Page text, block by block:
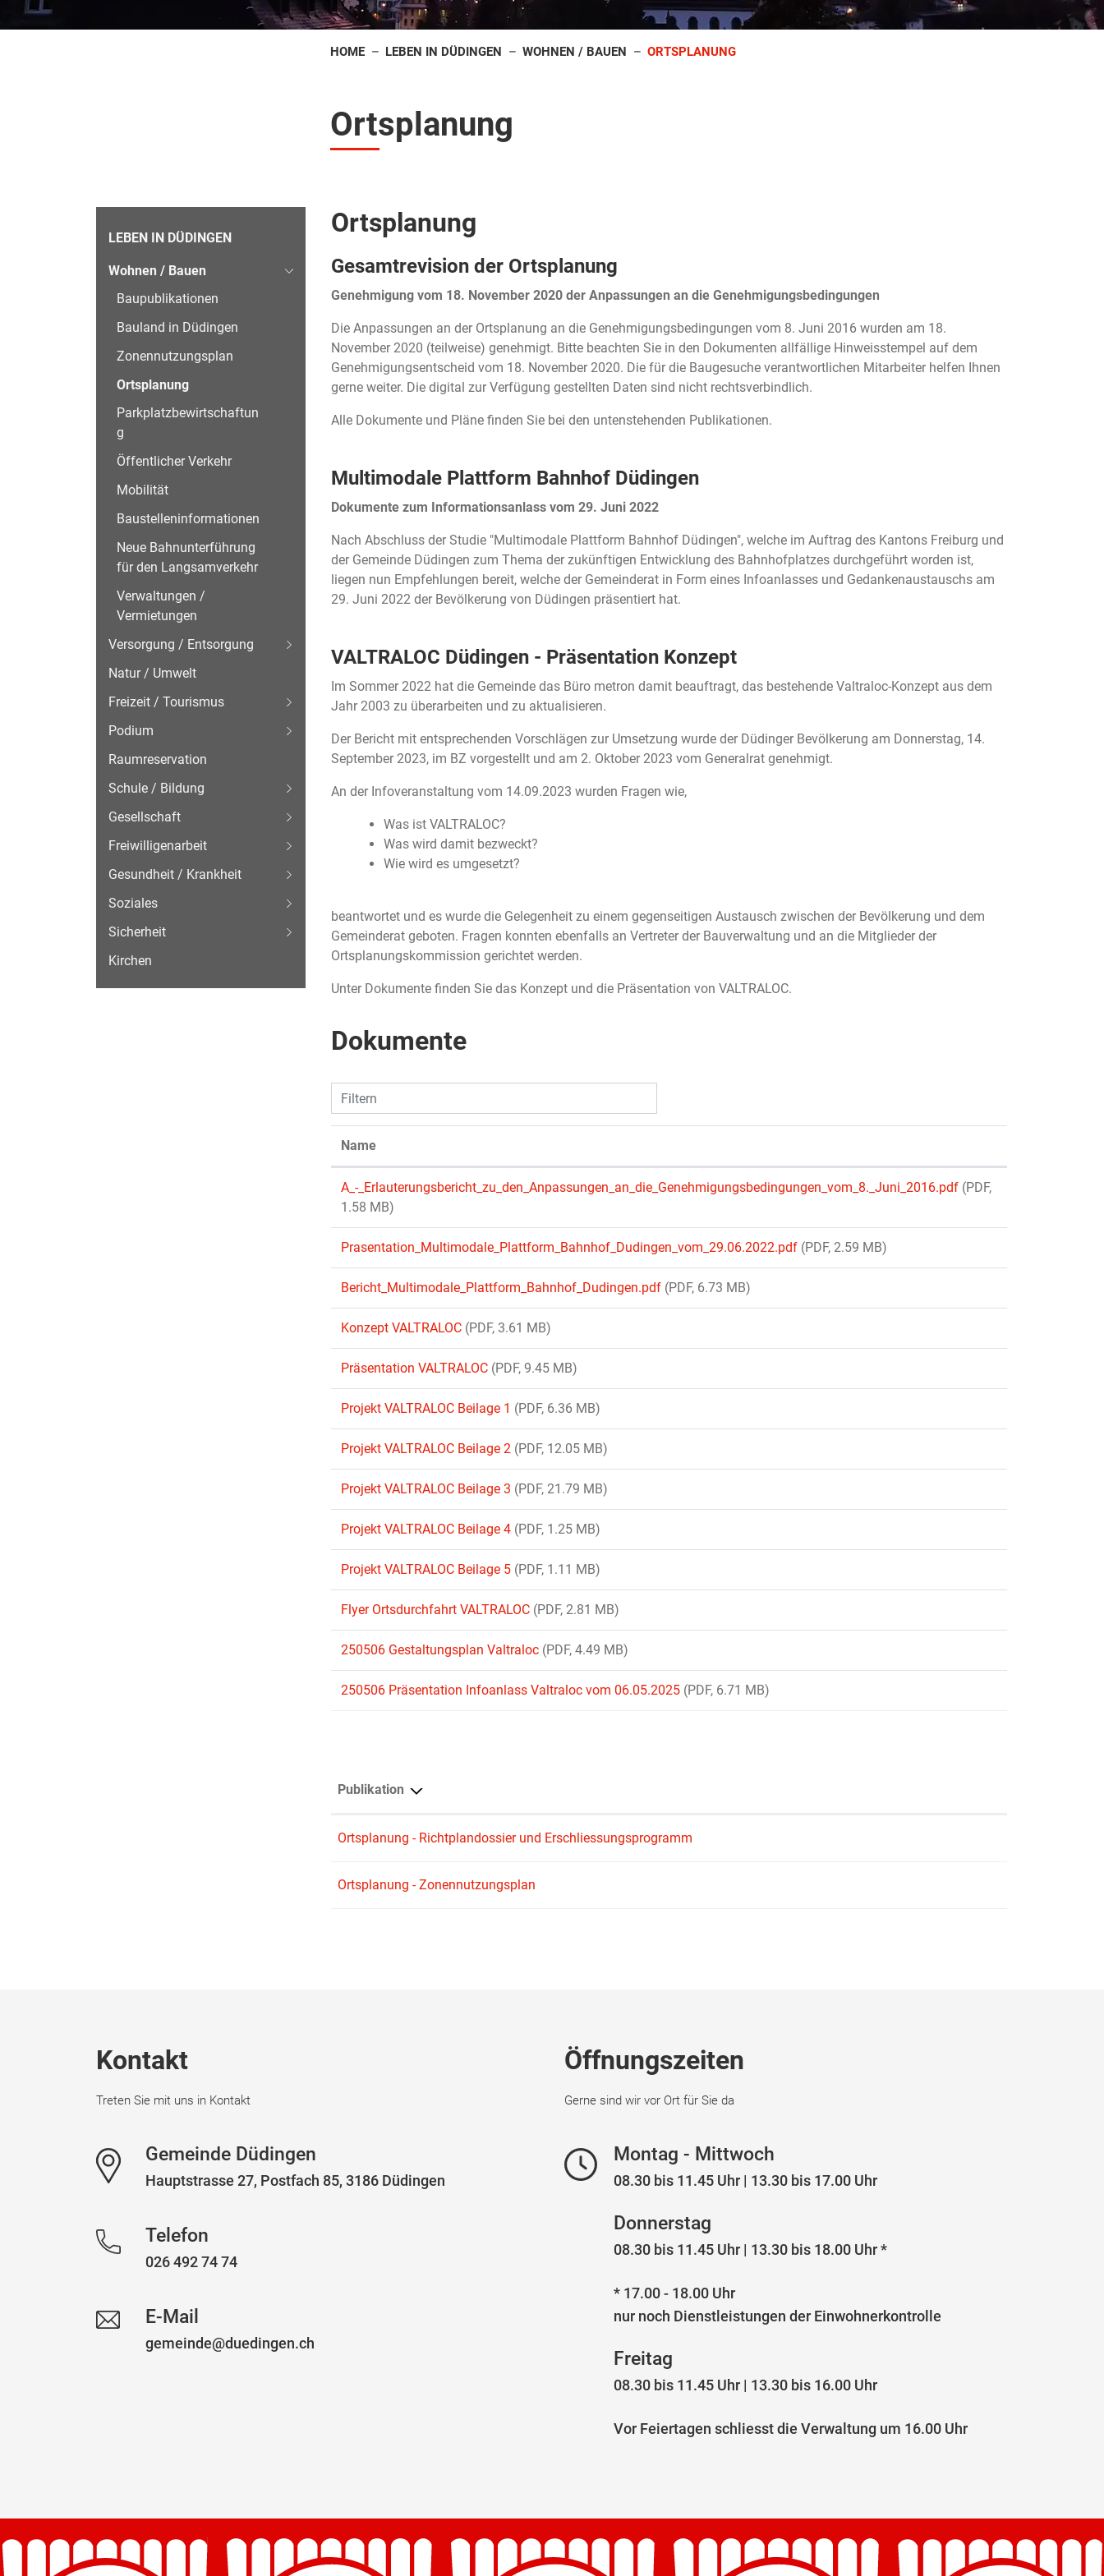
HOME LEBEN IN DÜDINGEN WOHNEN / BAUEN ORTSPLANUNG(AUSGEWÄHLT)
Ortsplanung
Subnavigation
LEBEN IN DÜDINGEN
Wohnen / Bauen
Baupublikationen
Bauland in Düdingen
Zonennutzungsplan
Ortsplanung
(
s
g
w
ä
h
t
)
Parkplatzbewirtschaftun
g
Öffentlicher Verkehr
Mobilität
Baustelleninformationen
Neue Bahnunterführung
für den Langsamverkehr
Verwaltungen /
Vermietungen
Versorgung / Entsorgung
Natur / Umwelt
Freizeit / Tourismus
Podium
Raumreservation
Schule / Bildung
Gesellschaft
Freiwilligenarbeit
Gesundheit / Krankheit
Soziales
Sicherheit
Kirchen
Ortsplanung
Gesamtrevision der Ortsplanung
Genehmigung vom 18. November 2020 der Anpassungen an die Genehmigungsbedingungen
Die Anpassungen an der Ortsplanung an die Genehmigungsbedingungen vom 8. Juni 2016 wurden am 18.
November 2020 (teilweise) genehmigt. Bitte beachten Sie in den Dokumenten allfällige Hinweisstempel auf dem
Genehmigungsentscheid vom 18. November 2020. Die für die Baugesuche verantwortlichen Mitarbeiter helfen Ihnen
gerne weiter. Die digital zur Verfügung gestellten Daten sind nicht rechtsverbindlich.
Alle Dokumente und Pläne finden Sie bei den untenstehenden Publikationen.
Multimodale Plattform Bahnhof Düdingen
Dokumente zum Informationsanlass vom 29. Juni 2022
Nach Abschluss der Studie "Multimodale Plattform Bahnhof Düdingen", welche im Auftrag des Kantons Freiburg und
der Gemeinde Düdingen zum Thema der zukünftigen Entwicklung des Bahnhofplatzes durchgeführt worden ist,
liegen nun Empfehlungen bereit, welche der Gemeinderat in Form eines Infoanlasses und Gedankenaustauschs am
29. Juni 2022 der Bevölkerung von Düdingen präsentiert hat.
VALTRALOC Düdingen - Präsentation Konzept
Im Sommer 2022 hat die Gemeinde das Büro metron damit beauftragt, das bestehende Valtraloc-Konzept aus dem
Jahr 2003 zu überarbeiten und zu aktualisieren.
Der Bericht mit entsprechenden Vorschlägen zur Umsetzung wurde der Düdinger Bevölkerung am Donnerstag, 14.
September 2023, im BZ vorgestellt und am 2. Oktober 2023 vom Generalrat genehmigt.
An der Infoveranstaltung vom 14.09.2023 wurden Fragen wie,
Was ist VALTRALOC?
Was wird damit bezweckt?
Wie wird es umgesetzt?
beantwortet und es wurde die Gelegenheit zu einem gegenseitigen Austausch zwischen der Bevölkerung und dem
Gemeinderat geboten. Fragen konnten ebenfalls an Vertreter der Bauverwaltung und an die Mitglieder der
Ortsplanungskommission gerichtet werden.
Unter Dokumente finden Sie das Konzept und die Präsentation von VALTRALOC.
Dokumente
Filtern
Name
A_-_Erlauterungsbericht_zu_den_Anpassungen_an_die_Genehmigungsbedingungen_vom_8._Juni_2016.pdf (PDF,
1.58 MB)
Prasentation_Multimodale_Plattform_Bahnhof_Dudingen_vom_29.06.2022.pdf (PDF, 2.59 MB)
Bericht_Multimodale_Plattform_Bahnhof_Dudingen.pdf (PDF, 6.73 MB)
Konzept VALTRALOC (PDF, 3.61 MB)
Präsentation VALTRALOC (PDF, 9.45 MB)
Projekt VALTRALOC Beilage 1 (PDF, 6.36 MB)
Projekt VALTRALOC Beilage 2 (PDF, 12.05 MB)
Projekt VALTRALOC Beilage 3 (PDF, 21.79 MB)
Projekt VALTRALOC Beilage 4 (PDF, 1.25 MB)
Projekt VALTRALOC Beilage 5 (PDF, 1.11 MB)
Flyer Ortsdurchfahrt VALTRALOC (PDF, 2.81 MB)
250506 Gestaltungsplan Valtraloc (PDF, 4.49 MB)
250506 Präsentation Infoanlass Valtraloc vom 06.05.2025 (PDF, 6.71 MB)
Publikation
Ortsplanung - Richtplandossier und Erschliessungsprogramm
Ortsplanung - Zonennutzungsplan
Kontakt
Treten Sie mit uns in Kontakt
Gemeinde Düdingen
Hauptstrasse 27, Postfach 85, 3186 Düdingen
Telefon
026 492 74 74
E-Mail
gemeinde@duedingen.ch
Öffnungszeiten
Gerne sind wir vor Ort für Sie da
Montag - Mittwoch
08.30 bis 11.45 Uhr | 13.30 bis 17.00 Uhr
Donnerstag
08.30 bis 11.45 Uhr | 13.30 bis 18.00 Uhr *
* 17.00 - 18.00 Uhr
nur noch Dienstleistungen der Einwohnerkontrolle
Freitag
08.30 bis 11.45 Uhr | 13.30 bis 16.00 Uhr
Vor Feiertagen schliesst die Verwaltung um 16.00 Uhr